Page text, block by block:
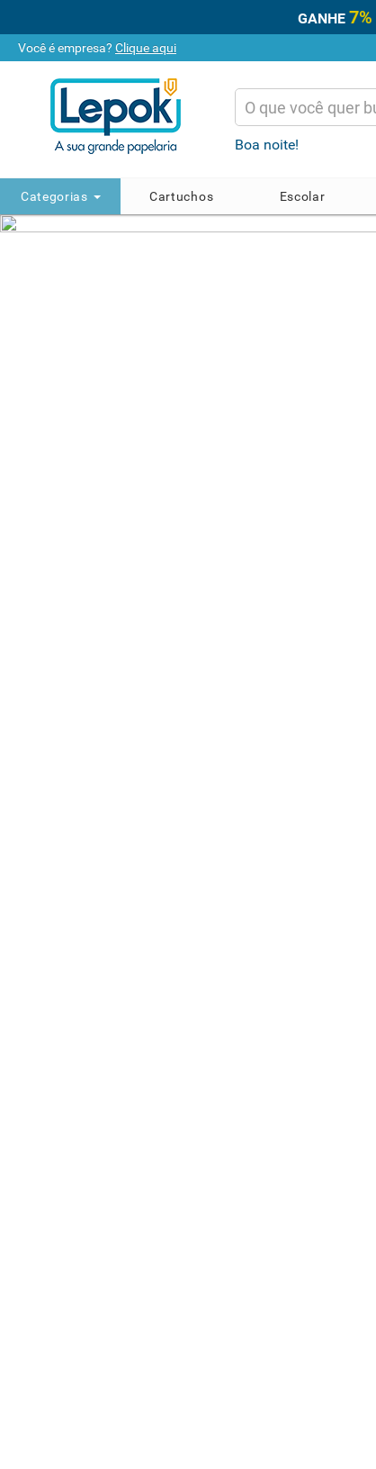
GANHE 7%
Você é empresa? Clique aqui
Boa noite!
Categorias Cartuchos Escolar